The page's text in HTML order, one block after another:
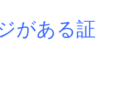
がある証